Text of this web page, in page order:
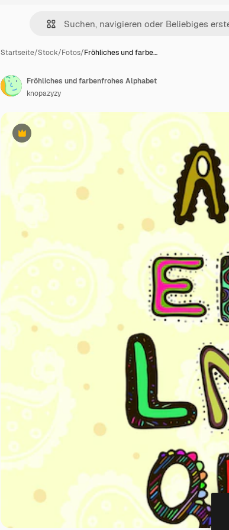
Startseite/Stock/Fotos/Fröhliches und farbe…
Premium
Fröhliches und farbenfrohes Alphabet
knopazyzy